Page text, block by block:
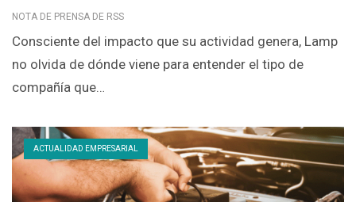
NOTA DE PRENSA DE RSS
Consciente del impacto que su actividad genera, Lamp
no olvida de dónde viene para entender el tipo de
compañía que…
ACTUALIDAD EMPRESARIAL